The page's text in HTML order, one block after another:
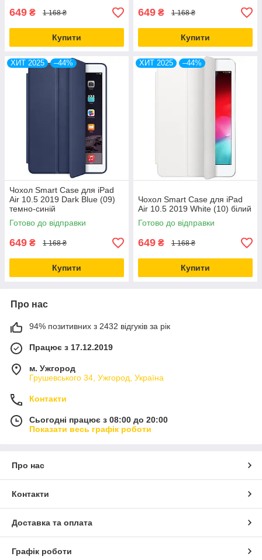
649 ₴ 1 168 ₴
Купити
649 ₴ 1 168 ₴
Купити
ХИТ 2025 –44%
Чохол Smart Case для iPad
Air 10.5 2019 Dark Blue (09)
темно-синій
Готово до відправки
649 ₴ 1 168 ₴
Купити
ХИТ 2025 –44%
Чохол Smart Case для iPad
Air 10.5 2019 White (10) білий
Готово до відправки
649 ₴ 1 168 ₴
Купити
Про нас
94% позитивних з 2432 відгуків за рік
Працює з 17.12.2019
м. Ужгород
Грушевського 34, Ужгород, Україна
Контакти
Сьогодні працює з 08:00 до 20:00
Показати весь графік роботи
Про нас
Контакти
Доставка та оплата
Графік роботи